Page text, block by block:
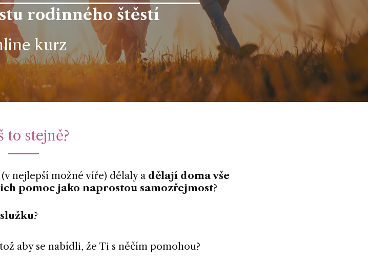
rodinného štěstí
kurz
to stejně?
nejlepší možné víře) dělaly a dělají doma vše
pomoc jako naprostou samozřejmost?
?
aby se nabídli, že Ti s něčím pomohou?